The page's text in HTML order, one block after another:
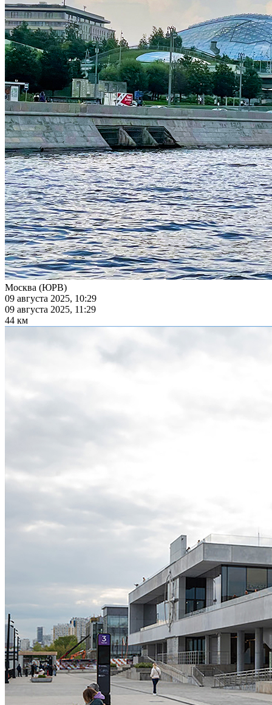
Москва (ЮРВ)
09 августа 2025, 10:29
09 августа 2025, 11:29
44 км